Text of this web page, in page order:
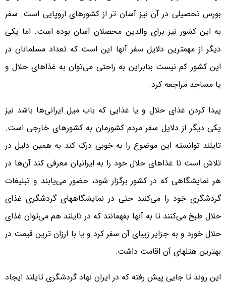
بورس تحصیلی در آن نیز آسان تر از کشورهای اروپایی است. سفر
به این کشور نیز برای والدین محصلان آسان بوده است. اما یکی
دیگر از مهمترین دلایل سفر آنها این است که تعداد مسلمانان در
این کشور کم نیست بنابراین به راحتی می‌توان به غذاهای حلال و
یا مساجد مراجعه کرد.
پیدا کردن غذای حلال و یا غذایی که باب میل ایرانی‌ها باشد نیز
یکی دیگر از دلایل سفر مردم کشورمان به کشورهای خارجی است.
تایلند توانسته این موضوع را به خوبی درک کند به همین دلیل در
تلاش است تا غذاهای حلال خود را به ایرانیان معرفی کند آن‌ها در
هر نمایشگاهی که در کشور برگزار شود، حضور می‌یابند و تبلیغات
گردشگری خود را می‌کنند حتی در نمایشگاههای گردشگری غذای
حلال طبخ می‌کنند تا به آنها بفهمانند که در تایلند هم می‌توان غذای
حلال خورد و به جزایر زیبای آن سفر کرد و یا با ارزان ترین قیمت در
بهترین هتلهای آن اقامت داشت.
این روند تا جایی پیش رفته که در ایران نهاد گردشگری تایلند ایجاد